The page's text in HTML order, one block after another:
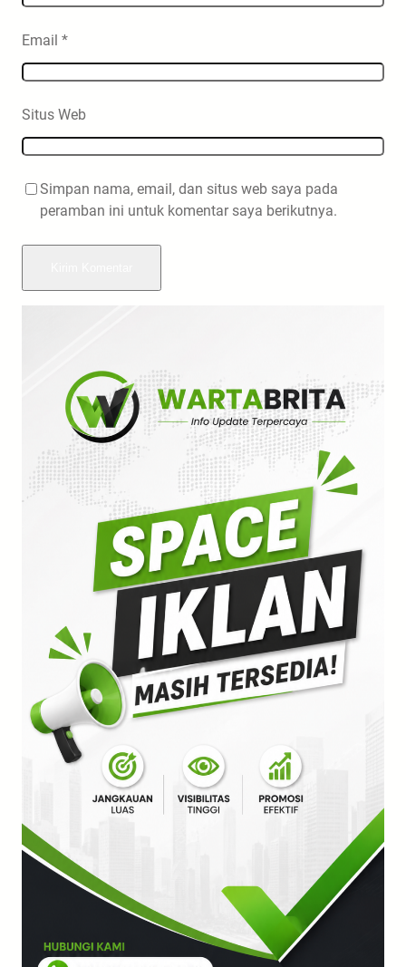
Email *
Situs Web
Simpan nama, email, dan situs web saya pada
peramban ini untuk komentar saya berikutnya.